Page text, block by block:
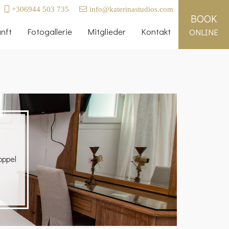
BOOK
ONLINE
+306944 503 735 info@katerinastudios.com
Fotogallerie Mitglieder Kontakt